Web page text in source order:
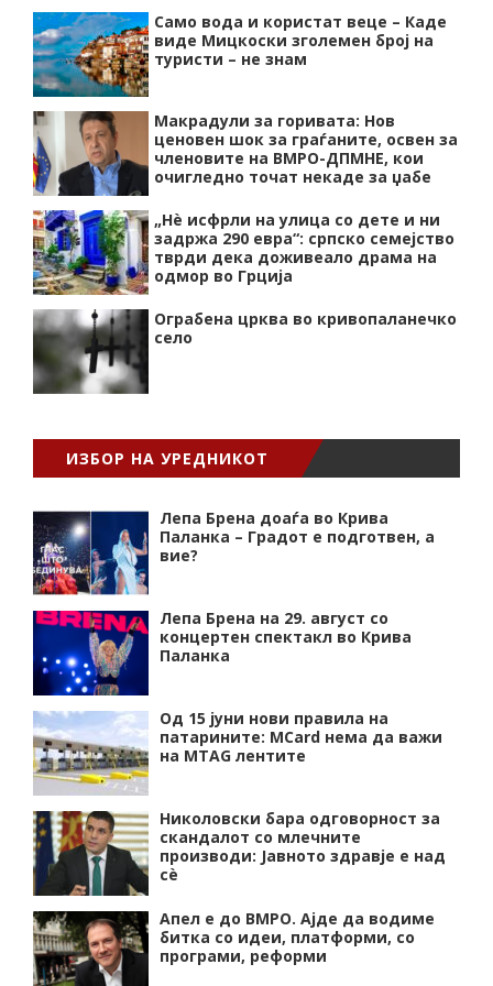
Само вода и користат веце – Каде
виде Мицкоски зголемен број на
туристи – не знам
Макрадули за горивата: Нов
ценовен шок за граѓаните, освен за
членовите на ВМРО-ДПМНЕ, кои
очигледно точат некаде за џабе
„Нѐ исфрли на улица со дете и ни
задржа 290 евра“: српско семејство
тврди дека доживеало драма на
одмор во Грција
Ограбена црква во кривопаланечко
село
ИЗБОР НА УРЕДНИКОТ
Лепа Брена доаѓа во Крива
Паланка – Градот е подготвен, а
вие?
Лепа Брена на 29. август со
концертен спектакл во Крива
Паланка
Од 15 јуни нови правила на
патарините: MCard нема да важи
на MTAG лентите
Николовски бара одговорност за
скандалот со млечните
производи: Јавното здравје е над
сѐ
Апел е до ВМРО. Ајде да водиме
битка со идеи, платформи, со
програми, реформи